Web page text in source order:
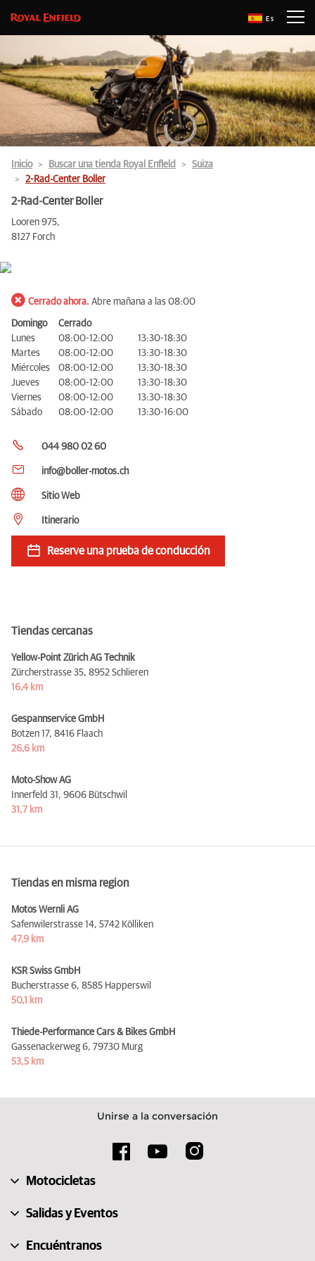
Es
Inicio Buscar una tienda Royal Enfield
Suiza
2-Rad-Center Boller
2-Rad-Center Boller
Looren 975,
8127 Forch
Cerrado ahora. Abre mañana a las 08:00
Domingo
Cerrado
Lunes
08:00-12:00
13:30-18:30
Martes
08:00-12:00
13:30-18:30
Miércoles
08:00-12:00
13:30-18:30
Jueves
08:00-12:00
13:30-18:30
Viernes
08:00-12:00
13:30-18:30
Sábado
08:00-12:00 13:30-16:00
044 980 02 60
info@boller-motos.ch
Sitio Web
Itinerario
Reserve una prueba de conducción
Tiendas cercanas
Yellow-Point Zürich AG Technik
Zürcherstrasse 35, 8952 Schlieren
16,4 km
Gespannservice GmbH
Botzen 17, 8416 Flaach
26,6 km
Moto-Show AG
Innerfeld 31, 9606 Bütschwil
31,7 km
Tiendas en misma region
Motos Wernli AG
Safenwilerstrasse 14, 5742 Kölliken
47,9 km
KSR Swiss GmbH
Bucherstrasse 6, 8585 Happerswil
50,1 km
Thiede-Performance Cars & Bikes GmbH
Gassenackerweg 6, 79730 Murg
53,5 km
Unirse a la conversación
Motocicletas
Salidas y Eventos
Encuéntranos